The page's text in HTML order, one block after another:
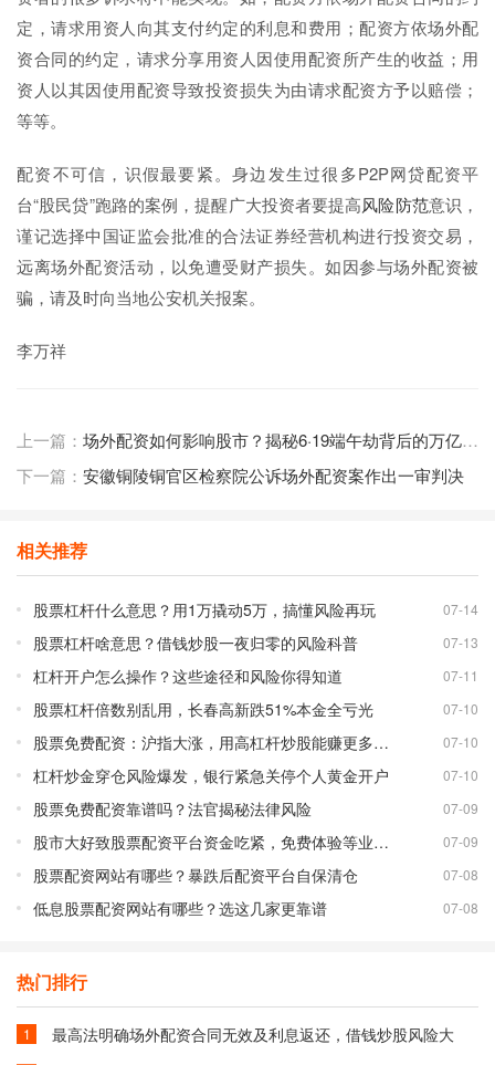
定，请求用资人向其支付约定的利息和费用；配资方依场外配
资合同的约定，请求分享用资人因使用配资所产生的收益；用
资人以其因使用配资导致投资损失为由请求配资方予以赔偿；
等等。
配资不可信，识假最要紧。身边发生过很多P2P网贷配资平
台“股民贷”跑路的案例，提醒广大投资者要提高风险防范意识，
谨记选择中国证监会批准的合法证券经营机构进行投资交易，
远离场外配资活动，以免遭受财产损失。如因参与场外配资被
骗，请及时向当地公安机关报案。
李万祥
上一篇： 场外配资如何影响股市？揭秘6·19端午劫背后的万亿产业链
下一篇： 安徽铜陵铜官区检察院公诉场外配资案作出一审判决
相关推荐
股票杠杆什么意思？用1万撬动5万，搞懂风险再玩 07-14
股票杠杆啥意思？借钱炒股一夜归零的风险科普 07-13
杠杆开户怎么操作？这些途径和风险你得知道 07-11
股票杠杆倍数别乱用，长春高新跌51%本金全亏光 07-10
股票免费配资：沪指大涨，用高杠杆炒股能赚更多吗？ 07-10
杠杆炒金穿仓风险爆发，银行紧急关停个人黄金开户 07-10
股票免费配资靠谱吗？法官揭秘法律风险 07-09
股市大好致股票配资平台资金吃紧，免费体验等业务调整 07-09
股票配资网站有哪些？暴跌后配资平台自保清仓 07-08
低息股票配资网站有哪些？选这几家更靠谱 07-08
热门排行
1 最高法明确场外配资合同无效及利息返还，借钱炒股风险大